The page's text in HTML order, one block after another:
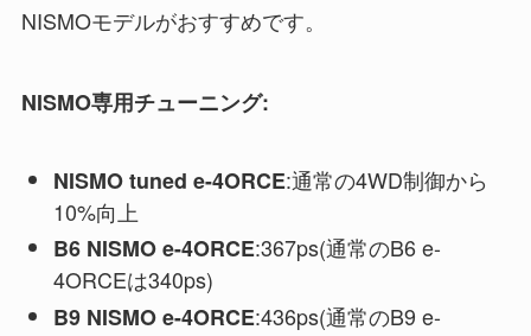
NISMOモデルがおすすめです。
NISMO専用チューニング:
NISMO tuned e-4ORCE:通常の4WD制御から
10%向上
B6 NISMO e-4ORCE:367ps(通常のB6 e-
4ORCEは340ps)
B9 NISMO e-4ORCE:436ps(通常のB9 e-